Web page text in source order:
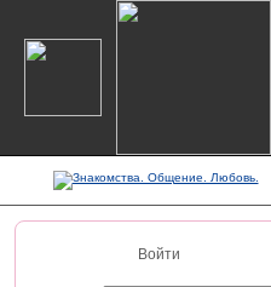
Войти